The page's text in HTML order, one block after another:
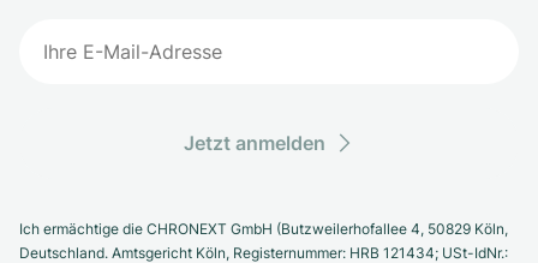
Jetzt anmelden
Ich ermächtige die CHRONEXT GmbH (Butzweilerhofallee 4, 50829 Köln,
Deutschland. Amtsgericht Köln, Registernummer: HRB 121434; USt-IdNr.: